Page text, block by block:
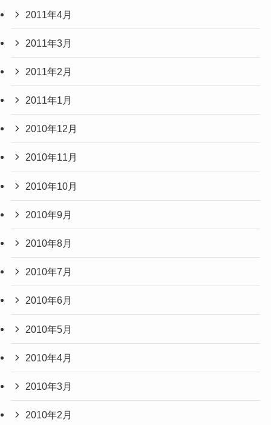
2011年4月
2011年3月
2011年2月
2011年1月
2010年12月
2010年11月
2010年10月
2010年9月
2010年8月
2010年7月
2010年6月
2010年5月
2010年4月
2010年3月
2010年2月